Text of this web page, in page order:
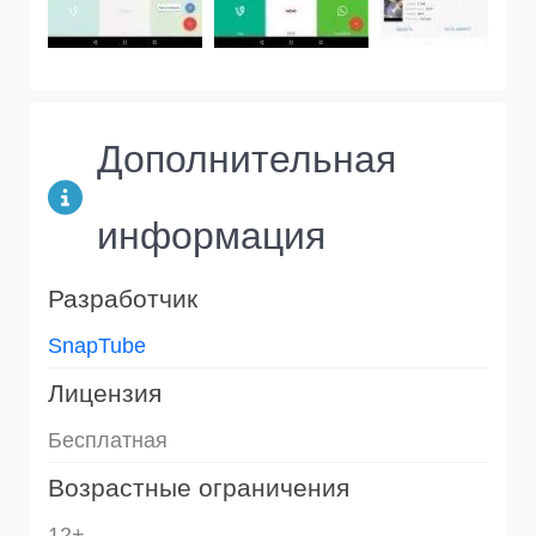
Дополнительная
информация
Разработчик
SnapTube
Лицензия
Бесплатная
Возрастные ограничения